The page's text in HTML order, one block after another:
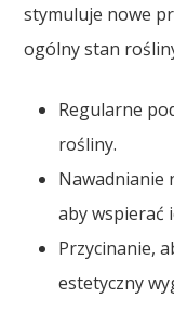
stymuluje nowe
ogólny stan
Regularne
rośliny.
Nawadnianie
aby wspierać
Przycinanie,
estetyczny